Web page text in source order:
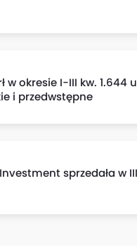
w okresie I-III kw. 1.644
i przedwstępne
sprzedała w